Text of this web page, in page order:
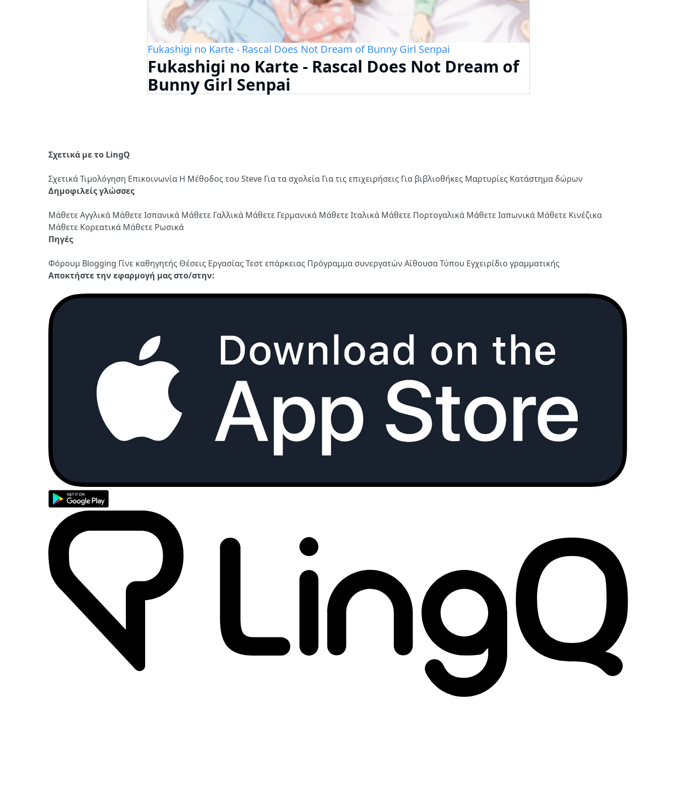
Fukashigi no Karte - Rascal Does Not Dream of Bunny Girl Senpai
Fukashigi no Karte - Rascal Does Not Dream of
Bunny Girl Senpai
Σχετικά με το LingQ
ΣχετικάΤιμολόγηση Επικοινωνία Η Μέθοδος του Steve Για τα σχολεία Για τις επιχειρήσεις Για βιβλιοθήκες Μαρτυρίες Κατάστημα δώρων
Δημοφιλείς γλώσσες
Μάθετε Αγγλικά Μάθετε Ισπανικά Μάθετε Γαλλικά Μάθετε Γερμανικά Μάθετε Ιταλικά Μάθετε Πορτογαλικά Μάθετε Ιαπωνικά Μάθετε Κινέζικα
Μάθετε Κορεατικά Μάθετε Ρωσικά
Πηγές
Φόρουμ Blogging Γίνε καθηγητής Θέσεις ΕργασίαςΤεστ επάρκειας Πρόγραμμα συνεργατών Αίθουσα Τύπου Εγχειρίδιο γραμματικής
Αποκτήστε την εφαρμογή μας στο/στην: